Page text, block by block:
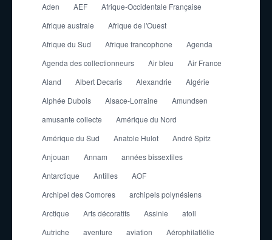
Aden
AEF
Afrique-Occidentale Française
Afrique australe
Afrique de l'Ouest
Afrique du Sud
Afrique francophone
Agenda
Agenda des collectionneurs
Air bleu
Air France
Aland
Albert Decaris Alexandrie
Algérie
Alphée Dubois
Alsace-Lorraine
Amundsen
amusante collecte
Amérique du Nord
Amérique du Sud
Anatole Hulot
André Spitz
Anjouan
Annam
années bissextiles
Antarctique
Antilles
AOF
Archipel des Comores
archipels polynésiens
Arctique
Arts décoratifs Assinie
atoll
Autriche
aventure aviation
Aérophilatlélie